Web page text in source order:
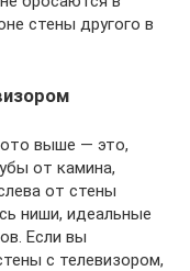
стены другого в
выше — это,
от камина,
от стены
ниши, идеальные
Если вы
с телевизором,